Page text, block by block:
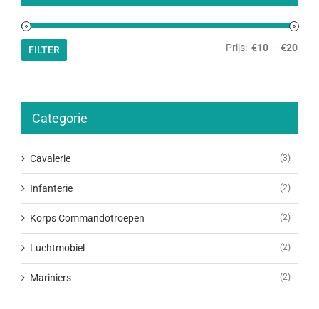
Min.
Max.
FILTER Prijs: €10 — €20
Categorie
Cavalerie (3)
Infanterie (2)
Korps Commandotroepen (2)
Luchtmobiel (2)
Mariniers (2)